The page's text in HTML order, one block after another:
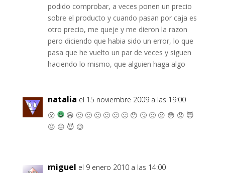
podido comprobar, a veces ponen un precio
sobre el producto y cuando pasan por caja es
otro precio, me queje y me dieron la razon
pero diciendo que habia sido un error, lo que
pasa que he vuelto un par de veces y siguen
haciendo lo mismo, que alguien haga algo
natalia el 15 noviembre 2009 a las 19:00
😮
😆 🙂 🙂 🙂 🙂 🙂 🙂 😯 🙄 🙁 😛 😳 😡 😈
😐 😐 😈 😉
miguel el 9 enero 2010 a las 14:00